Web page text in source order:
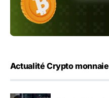
Actualité Crypto monnaie